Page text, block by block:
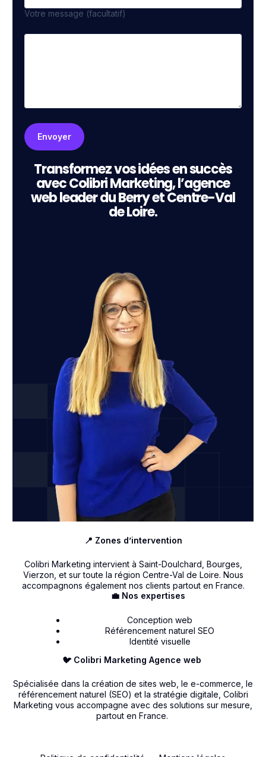
Votre message (facultatif)
Transformez vos idées en succès
avec Colibri Marketing, l’agence
web leader du Berry et Centre-Val
de Loire.
🐦 Colibri Marketing Agence web
Spécialisée dans la création de sites web, le e-commerce, le
référencement naturel (SEO) et la stratégie digitale, Colibri
Marketing vous accompagne avec des solutions sur mesure,
partout en France.
💼 Nos expertises
Conception web
Référencement naturel SEO
Identité visuelle
📍 Zones d’intervention
Colibri Marketing intervient à Saint-Doulchard, Bourges,
Vierzon, et sur toute la région Centre-Val de Loire. Nous
accompagnons également nos clients partout en France.